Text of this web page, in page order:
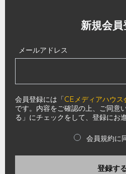
新規会員
メールアドレス
会員登録には「CEメディアハウス
です。内容をご確認の上、ご同意
る」にチェックをして、登録にお
会員規約に
登録す